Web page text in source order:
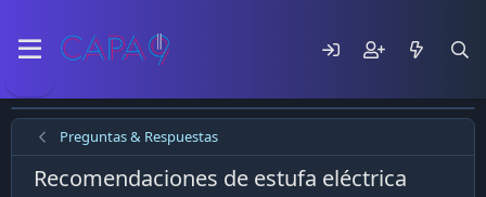
Preguntas & Respuestas
Recomendaciones de estufa eléctrica